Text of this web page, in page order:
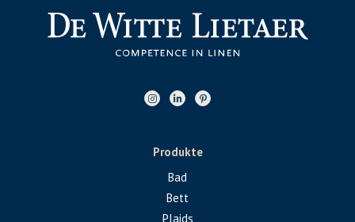
Produkte
Bad
Bett
Plaids